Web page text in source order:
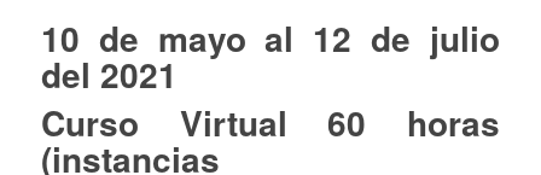
10 de mayo al 12 de julio
del 2021
Curso Virtual 60 horas
(instancias